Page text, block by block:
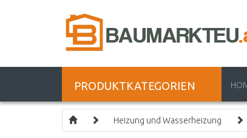
PRODUKTKATEGORIEN
Heizung und Wasserheizung